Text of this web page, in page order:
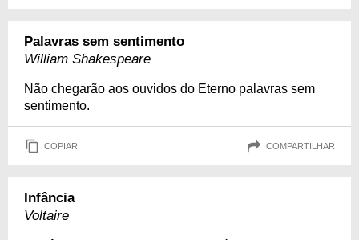
Palavras sem sentimento
William Shakespeare
Não chegarão aos ouvidos do Eterno palavras sem
sentimento.
COPIAR COMPARTILHAR
Infância
Voltaire